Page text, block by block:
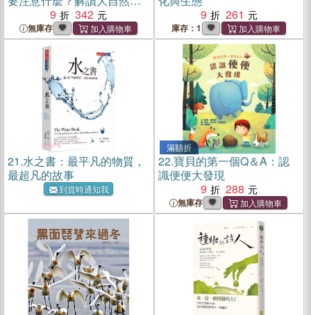
絲馬跡，學會辨識方位、預
判天氣的野外密技
9 342
無庫存
9
261
庫存：1
21.水之書：最平凡的物質，
最超凡的故事
到貨時通知我
滿額折
22.寶貝的第一個Q＆A：認
識便便大發現
9
288
無庫存